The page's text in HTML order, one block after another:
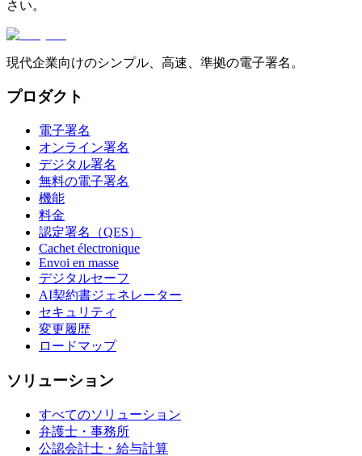
さい。
現代企業向けのシンプル、高速、準拠の電子署名。
プロダクト
電子署名
オンライン署名
デジタル署名
無料の電子署名
機能
料金
認定署名（QES）
Cachet électronique
Envoi en masse
デジタルセーフ
AI契約書ジェネレーター
セキュリティ
変更履歴
ロードマップ
ソリューション
すべてのソリューション
弁護士・事務所
公認会計士・給与計算